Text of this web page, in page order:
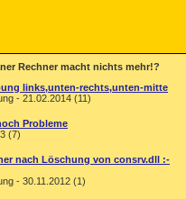
Rechner macht nichts mehr!?
links,unten-rechts,unten-mitte
- 21.02.2014 (11)
Probleme
(7)
nach Löschung von consrv.dll :-
- 30.11.2012 (1)